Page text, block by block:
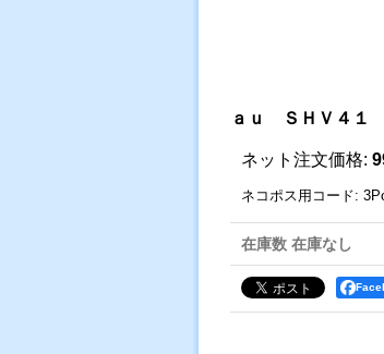
ａｕ ＳＨＶ４１
ネット注文価格:
ネコポス用コード:
在庫数 在庫なし